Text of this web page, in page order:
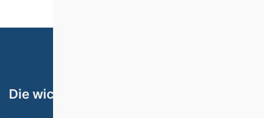
Die wichtigsten Themen